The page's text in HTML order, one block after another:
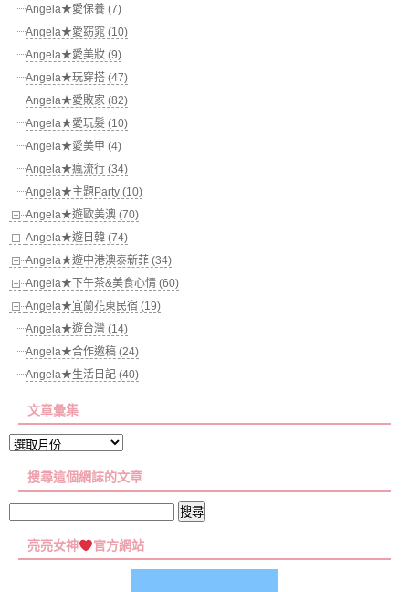
Angela★愛保養 (7)
Angela★愛窈窕 (10)
Angela★愛美妝 (9)
Angela★玩穿搭 (47)
Angela★愛敗家 (82)
Angela★愛玩髮 (10)
Angela★愛美甲 (4)
Angela★瘋流行 (34)
Angela★主題Party (10)
Angela★遊歐美澳 (70)
Angela★遊日韓 (74)
Angela★遊中港澳泰新菲 (34)
Angela★下午茶&美食心情 (60)
Angela★宜蘭花東民宿 (19)
Angela★遊台灣 (14)
Angela★合作邀稿 (24)
Angela★生活日記 (40)
文章彙集
文
彙
搜尋這個網誌的文章
關
亮亮女神 官方網站